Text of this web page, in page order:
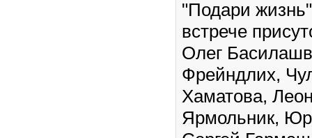
"Подари
встрече
Олег
Фрейндлих,
Хаматова,
Ярмольник,